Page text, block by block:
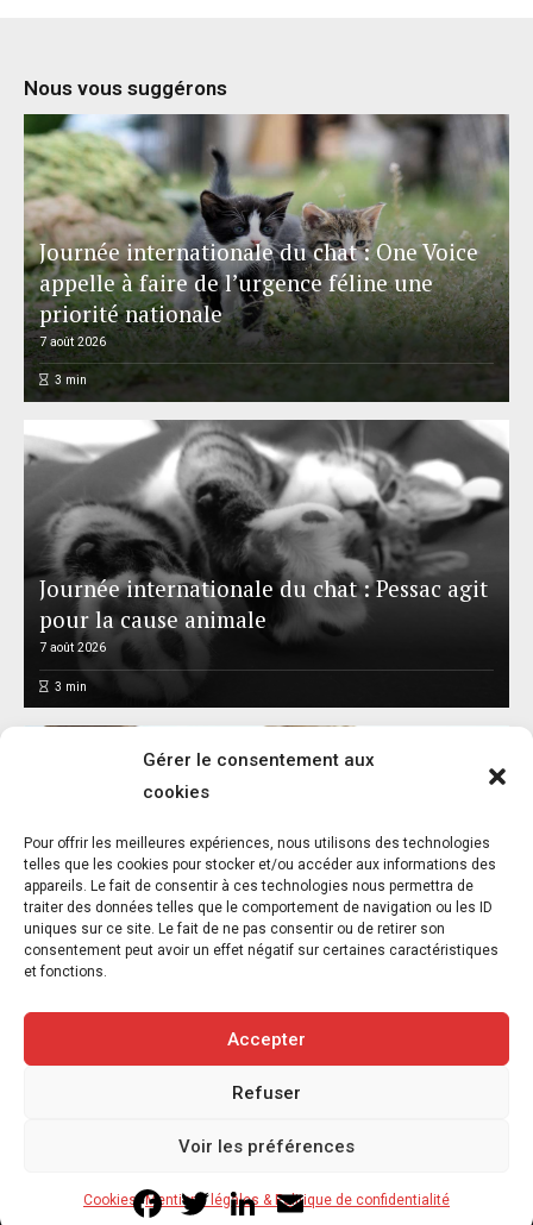
Gérer le consentement aux
cookies
Pour offrir les meilleures expériences, nous utilisons des technologies
telles que les cookies pour stocker et/ou accéder aux informations des
appareils. Le fait de consentir à ces technologies nous permettra de
traiter des données telles que le comportement de navigation ou les ID
uniques sur ce site. Le fait de ne pas consentir ou de retirer son
consentement peut avoir un effet négatif sur certaines caractéristiques
et fonctions.
Accepter
Refuser
Voir les préférences
Cookies Mentions légales & Politique de confidentialité
Nous vous suggérons
Journée internationale du chat : One Voice
appelle à faire de l’urgence féline une
priorité nationale
7 août 2026
3 min
Journée internationale du chat : Pessac agit
pour la cause animale
7 août 2026
3 min
Santé animale : un marché de 6,5 MDS€,
une bataille de réseaux
7 août 2026
Mentions légales & Politique de confidentialité
Cookies
FacebookTwitterLinkedInEmail